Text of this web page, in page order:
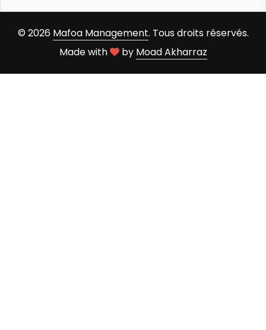
© 2026 Mafoa Management. Tous droits réservés.
Made with
by Moad Akharraz